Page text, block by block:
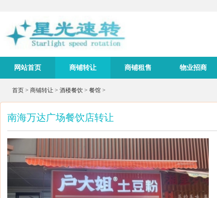
网站首页 商铺转让 商铺租售 物业招商
首页 > 商铺转让 > 酒楼餐饮 > 餐馆 >
南海万达广场餐饮店转让